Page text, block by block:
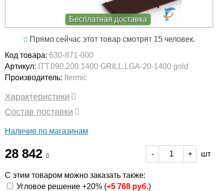
Бесплатная доставка
Прямо сейчас этот товар смотрят 15 человек.
Код товара: 630-871-000
Артикул: ITT.090.200.1400 GRILL.LGA-20-1400 gold
Производитель: Itermic
Характеристики
Состав поставки
Наличие по магазинам
28 842 - + шт
С этим товаром можно заказать также:
Угловое решение +20% (+5 768 руб.)